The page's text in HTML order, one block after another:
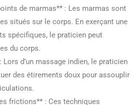
de marmas** : Les marmas sont
situés sur le corps. En exerçant une
spécifiques, le praticien peut
du corps.
d’un massage indien, le praticien
des étirements doux pour assouplir
frictions** : Ces techniques